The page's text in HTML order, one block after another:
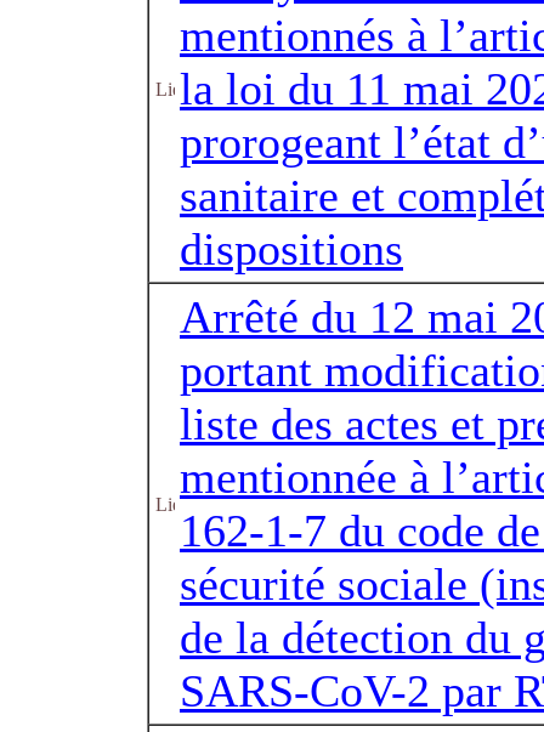
mentionnés à
la loi du 11 mai
prorogeant l’état
sanitaire et
dispositions
Arrêté du 12 mai
portant
liste des actes et
mentionnée à
162-1-7 du code
sécurité sociale
de la détection du
SARS-CoV-2 par